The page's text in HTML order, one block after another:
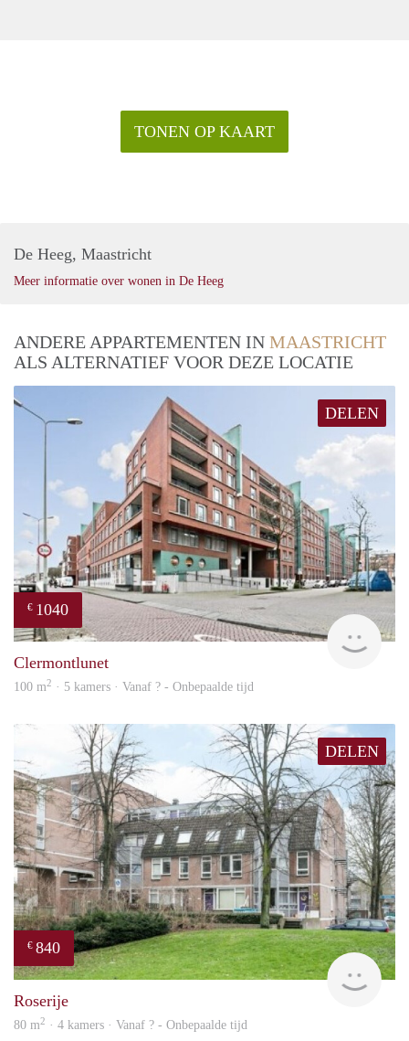
TONEN OP KAART
De Heeg, Maastricht
Meer informatie over wonen in De Heeg
ANDERE APPARTEMENTEN IN MAASTRICHT
ALS ALTERNATIEF VOOR DEZE LOCATIE
DELEN
€ 1040
Clermontlunet
100 m2 · 5 kamers · Vanaf ? - Onbepaalde tijd
DELEN
€ 840
rent
Roserije
80 m2 · 4 kamers · Vanaf ? - Onbepaalde tijd